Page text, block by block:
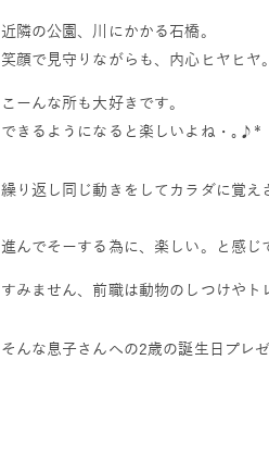
近隣の公園、川にかかる石橋。
笑顔で見守りながらも、内心ヒヤヒヤ。
こーんな所も大好きです。
できるようになると楽しいよね・｡♪*
繰り返し同じ動きをしてカラダに覚え
進んでそーする為に、楽しい。と感
すみません、前職は動物のしつけやト
そんな息子さんへの2歳の誕生日プレ